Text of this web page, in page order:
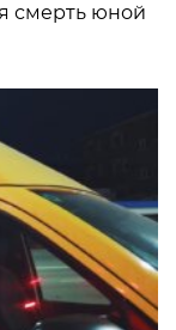
смерть юной